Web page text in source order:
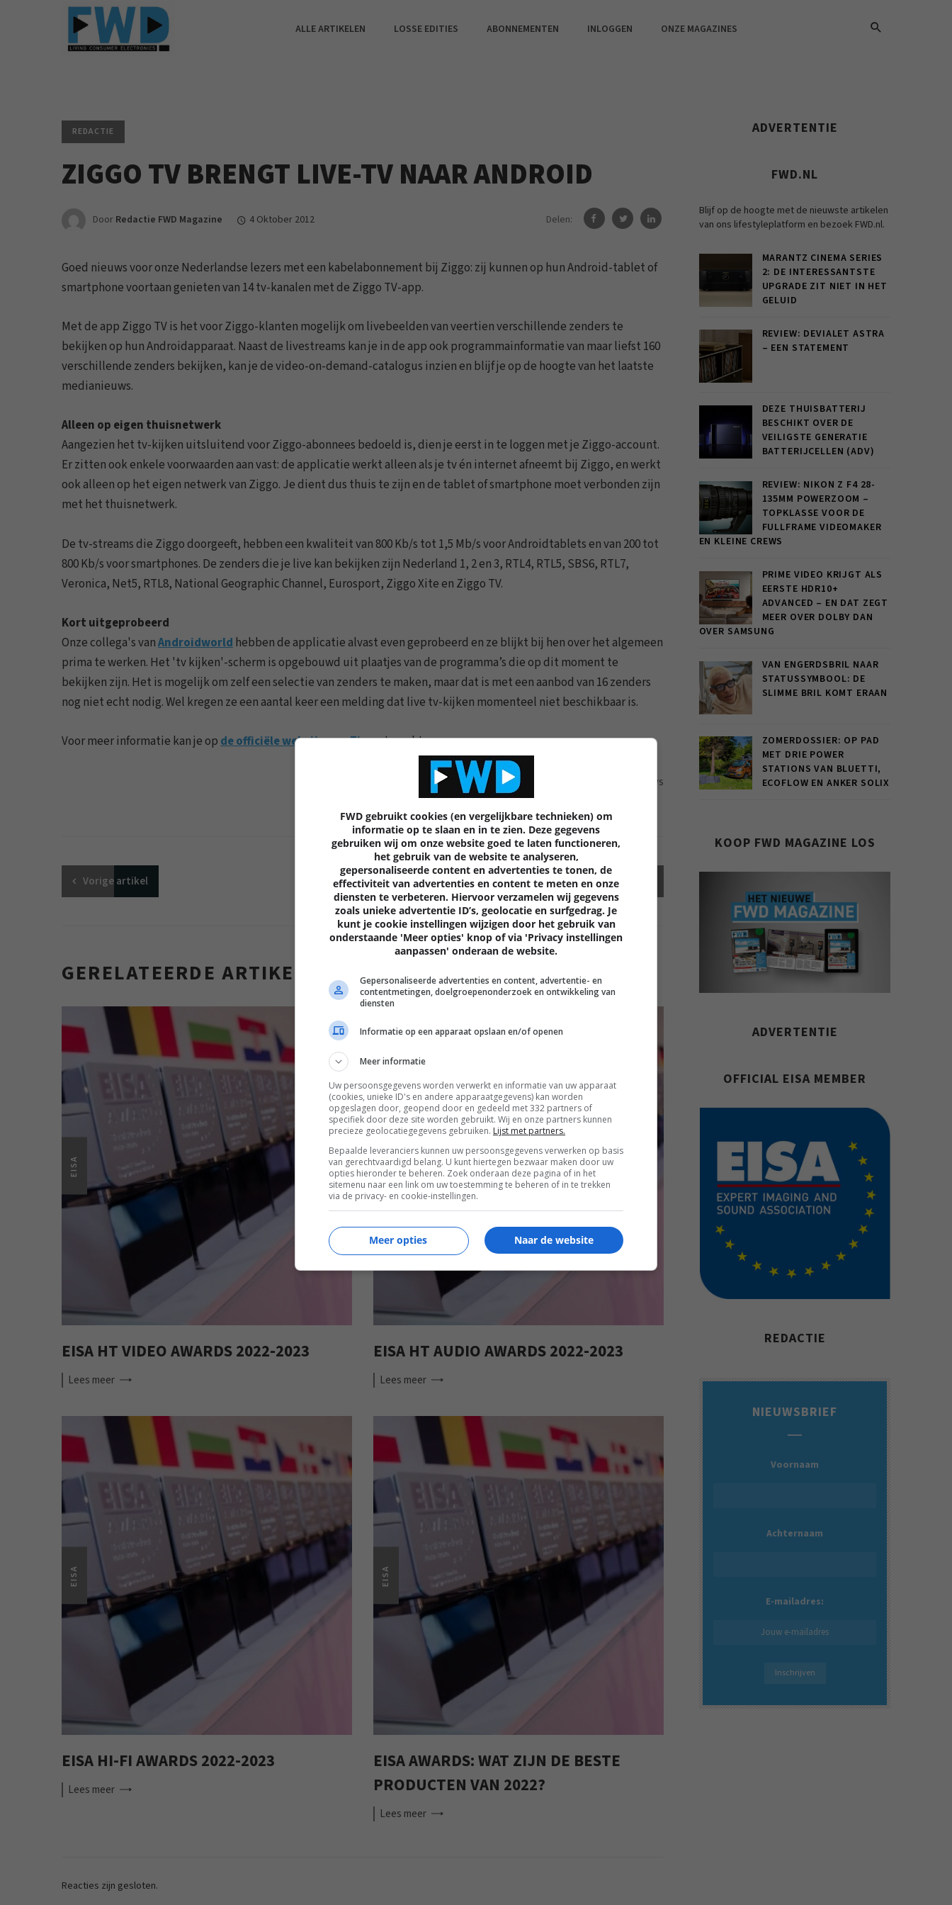
ALLE ARTIKELEN LOSSE EDITIES ABONNEMENTEN INLOGGEN ONZE MAGAZINES
REDACTIE
ZIGGO TV BRENGT LIVE-TV NAAR ANDROID
Door Redactie FWD Magazine 4 Oktober 2012 Delen:
Goed nieuws voor onze Nederlandse lezers met een kabelabonnement bij Ziggo: zij kunnen op hun Android-tablet of
smartphone voortaan genieten van 14 tv-kanalen met de Ziggo TV-app.
Met de app Ziggo TV is het voor Ziggo-klanten mogelijk om livebeelden van veertien verschillende zenders te
bekijken op hun Androidapparaat. Naast de livestreams kan je in de app ook programmainformatie van maar liefst 160
verschillende zenders bekijken, kan je de video-on-demand-catalogus inzien en blijf je op de hoogte van het laatste
medianieuws.
Alleen op eigen thuisnetwerk
Aangezien het tv-kijken uitsluitend voor Ziggo-abonnees bedoeld is, dien je eerst in te loggen met je Ziggo-account.
Er zitten ook enkele voorwaarden aan vast: de applicatie werkt alleen als je tv én internet afneemt bij Ziggo, en werkt
ook alleen op het eigen netwerk van Ziggo. Je dient dus thuis te zijn en de tablet of smartphone moet verbonden zijn
met het thuisnetwerk.
De tv-streams die Ziggo doorgeeft, hebben een kwaliteit van 800 Kb/s tot 1,5 Mb/s voor Androidtablets en van 200 tot
800 Kb/s voor smartphones. De zenders die je live kan bekijken zijn Nederland 1, 2 en 3, RTL4, RTL5, SBS6, RTL7,
Veronica, Net5, RTL8, National Geographic Channel, Eurosport, Ziggo Xite en Ziggo TV.
Kort uitgeprobeerd
Onze collega's vanAndroidworld hebben de applicatie alvast even geprobeerd en ze blijkt bij hen over het algemeen
prima te werken. Het 'tv kijken'-scherm is opgebouwd uit plaatjes van de programma’s die op dit moment te
bekijken zijn. Het is mogelijk om zelf een selectie van zenders te maken, maar dat is met een aanbod van 16 zenders
nog niet echt nodig. Wel kregen ze een aantal keer een melding dat live tv-kijken momenteel niet beschikbaar is.
Voor meer informatie kan je opde officiële website van Ziggoterecht.
807 VIEWS
Vorigeartikel Volgendeartikel
GERELATEERDE ARTIKELEN
EISA
EISA HT VIDEO AWARDS 2022-2023
Lees meer
EISA
EISA HT AUDIO AWARDS 2022-2023
Lees meer
EISA
EISA HI-FI AWARDS 2022-2023
Lees meer
EISA
EISA AWARDS: WAT ZIJN DE BESTE
PRODUCTEN VAN 2022?
Lees meer
Reacties zijn gesloten.
ADVERTENTIE
FWD.NL
Blijf op de hoogte met de nieuwste artikelen
van ons lifestyleplatform en bezoek FWD.nl.
MARANTZ CINEMA SERIES
2: DE INTERESSANTSTE
UPGRADE ZIT NIET IN HET
GELUID
REVIEW: DEVIALET ASTRA
– EEN STATEMENT
DEZE THUISBATTERIJ
BESCHIKT OVER DE
VEILIGSTE GENERATIE
BATTERIJCELLEN (ADV)
REVIEW: NIKON Z F4 28-
135MM POWERZOOM –
TOPKLASSE VOOR DE
FULLFRAME VIDEOMAKER
EN KLEINE CREWS
PRIME VIDEO KRIJGT ALS
EERSTE HDR10+
ADVANCED – EN DAT ZEGT
MEER OVER DOLBY DAN
OVER SAMSUNG
VAN ENGERDSBRIL NAAR
STATUSSYMBOOL: DE
SLIMME BRIL KOMT ERAAN
ZOMERDOSSIER: OP PAD
MET DRIE POWER
STATIONS VAN BLUETTI,
ECOFLOW EN ANKER SOLIX
KOOP FWD MAGAZINE LOS
ADVERTENTIE
OFFICIAL EISA MEMBER
REDACTIE
NIEUWSBRIEF
Voornaam
Achternaam
E-mailadres:
FWD gebruikt cookies (en vergelijkbare technieken) om
informatie op te slaan en in te zien. Deze gegevens
gebruiken wij om onze website goed te laten functioneren,
het gebruik van de website te analyseren,
gepersonaliseerde content en advertenties te tonen, de
effectiviteit van advertenties en content te meten en onze
diensten te verbeteren. Hiervoor verzamelen wij gegevens
zoals unieke advertentie ID’s, geolocatie en surfgedrag. Je
kunt je cookie instellingen wijzigen door het gebruik van
onderstaande 'Meer opties' knop of via 'Privacy instellingen
aanpassen' onderaan de website.
Gepersonaliseerde advertenties en content, advertentie- en
contentmetingen, doelgroepenonderzoek en ontwikkeling van
diensten
Informatie op een apparaat opslaan en/of openen
Meer informatie
Uw persoonsgegevens worden verwerkt en informatie van uw apparaat
(cookies, unieke ID's en andere apparaatgegevens) kan worden
opgeslagen door, geopend door en gedeeld met 332 partners of
specifiek door deze site worden gebruikt. Wij en onze partners kunnen
precieze geolocatiegegevens gebruiken. Lijst met partners.
Bepaalde leveranciers kunnen uw persoonsgegevens verwerken op basis
van gerechtvaardigd belang. U kunt hiertegen bezwaar maken door uw
opties hieronder te beheren. Zoek onderaan deze pagina of in het
sitemenu naar een link om uw toestemming te beheren of in te trekken
via de privacy- en cookie-instellingen.
Naar de website
Meer opties